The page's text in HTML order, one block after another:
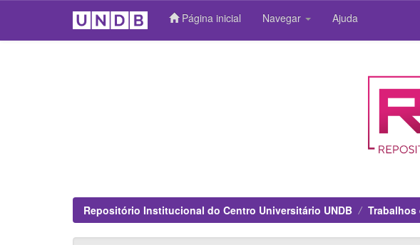
Página inicial Navegar Ajuda
Repositório Institucional do Centro Universitário UNDB Trabalhos